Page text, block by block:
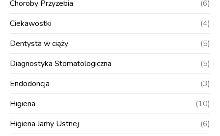
Choroby Przyzebia
(6)
Ciekawostki
(4)
Dentysta w ciąży
(5)
Diagnostyka Stomatologiczna
(5)
Endodoncja
(3)
Higiena
(10)
Higiena Jamy Ustnej
(6)